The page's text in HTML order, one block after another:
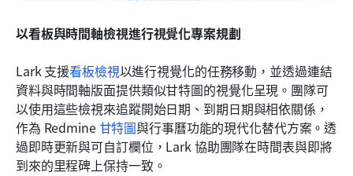
以看板與時間軸檢視進行視覺化專案規劃
Lark 支援看板檢視以進行視覺化的任務移動，並透過連結
資料與時間軸版面提供類似甘特圖的視覺化呈現。團隊可
以使用這些檢視來追蹤開始日期、到期日期與相依關係，
作為 Redmine 甘特圖與行事曆功能的現代化替代方案。透
過即時更新與可自訂欄位，Lark 協助團隊在時間表與即將
到來的里程碑上保持一致。